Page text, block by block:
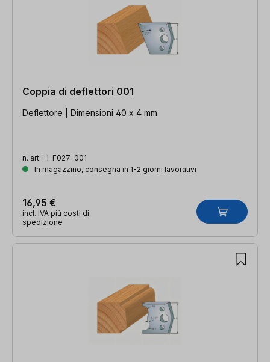
Coppia di deflettori 001
Deflettore | Dimensioni 40 x 4 mm
n. art.: I-F027-001
In magazzino, consegna in 1-2 giorni lavorativi
16,95 €
incl. IVA più costi di
spedizione